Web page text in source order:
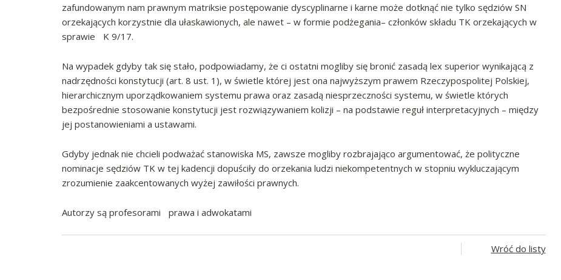
zafundowanym nam prawnym matriksie postępowanie dyscyplinarne i karne może dotknąć nie tylko sędziów SN
orzekających korzystnie dla ułaskawionych, ale nawet – w formie podżegania– członków składu TK orzekających w
sprawie K 9/17.
Na wypadek gdyby tak się stało, podpowiadamy, że ci ostatni mogliby się bronić zasadą lex superior wynikającą z
nadrzędności konstytucji (art. 8 ust. 1), w świetle której jest ona najwyższym prawem Rzeczypospolitej Polskiej,
hierarchicznym uporządkowaniem systemu prawa oraz zasadą niesprzeczności systemu, w świetle których
bezpośrednie stosowanie konstytucji jest rozwiązywaniem kolizji – na podstawie reguł interpretacyjnych – między
jej postanowieniami a ustawami.
Gdyby jednak nie chcieli podważać stanowiska MS, zawsze mogliby rozbrajająco argumentować, że polityczne
nominacje sędziów TK w tej kadencji dopuściły do orzekania ludzi niekompetentnych w stopniu wykluczającym
zrozumienie zaakcentowanych wyżej zawiłości prawnych.
Autorzy są profesorami prawa i adwokatami
Wróć do listy